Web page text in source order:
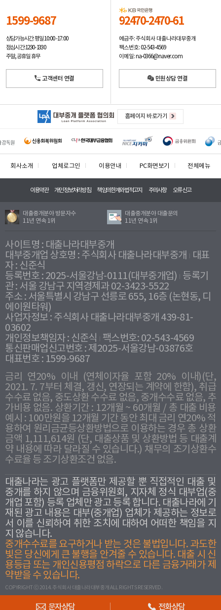
문자상담 전화상담
1599-9687
상담가능시간: 평일10:00 -17:00
점심시간: 12:30 - 13:30
주말, 공휴일 휴무
고객센터 연결
92470-2470-61
예금주: 주식회사 대출나라대부중개
팩스번호: 02-543-4569
이메일: na-0366@naver.com
민원상담 연결
홈페이지 바로가기
회사소개 업체로그인 이용안내 PC화면보기 전체메뉴
이용약관 개인정보처리방침 책임의한계와법적고지 주의사항 오류신고
대출중개분야 방문자수
11년 연속 1위
대출중개분야 대출문의
11년 연속 1위
사이트명 : 대출나라대부중개
대부중개업 상호명 : 주식회사 대출나라대부중개
대표
자 : 신준식
등록번호 : 2025-서울강남-0111(대부중개업) 등록기
관 : 서울 강남구 지역경제과 02-3423-5522
주소 : 서울특별시 강남구 선릉로 655, 16층 (논현동, 디
에이원타워)
사업자정보 : 주식회사 대출나라대부중개 439-81-
03602
개인정보책임자 : 신준식
팩스번호: 02-543-4569
통신판매업신고번호 : 제2025-서울강남-03876호
대표번호 : 1599-9687
금리 연20% 이내 (연체이자율 포함 20% 이내)(단,
2021. 7. 7부터 체결, 갱신, 연장되는 계약에 한함), 취급
수수료 없음, 중도상환 수수료 없음, 중개수수료 없음, 추
가비용 없음. 상환기간 : 12개월 ~ 60개월 / 총 대출 비용
예시 : 100만원을 12개월 기간 동안 최대 금리 연20% 적
용하여 원리금균등상환방법으로 이용하는 경우 총 상환
금액 1,111,614원 (단, 대출상품 및 상환방법 등 대출계
약 내용에 따라 달라질 수 있습니다.) 채무의 조기상환수
수료율 등 조기상환조건 없음.
대출나라는 광고 플랫폼만 제공할 뿐 직접적인 대출 및
중개를 하지 않으며 금융위원회, 지자체 정식 대부업(중
개업 포함) 등록 업체만 광고 등록 합니다. 대출나라에 기
재된 광고 내용은 대부(중개업) 업체가 제공하는 정보로
서 이를 신뢰하여 취한 조치에 대하여 어떠한 책임을 지
지 않습니다.
중개수수료를 요구하거나 받는 것은 불법입니다. 과도한
빛은 당신에게 큰 불행을 안겨줄 수 있습니다. 대출 시 신
용등급 또는 개인신용평점 하락으로 다른 금융거래가 제
약받을 수 있습니다.
COPYRIGHT ⓒ 2014. 주식회사 대출나라대부중개 ALL RIGHTS RESERVED.